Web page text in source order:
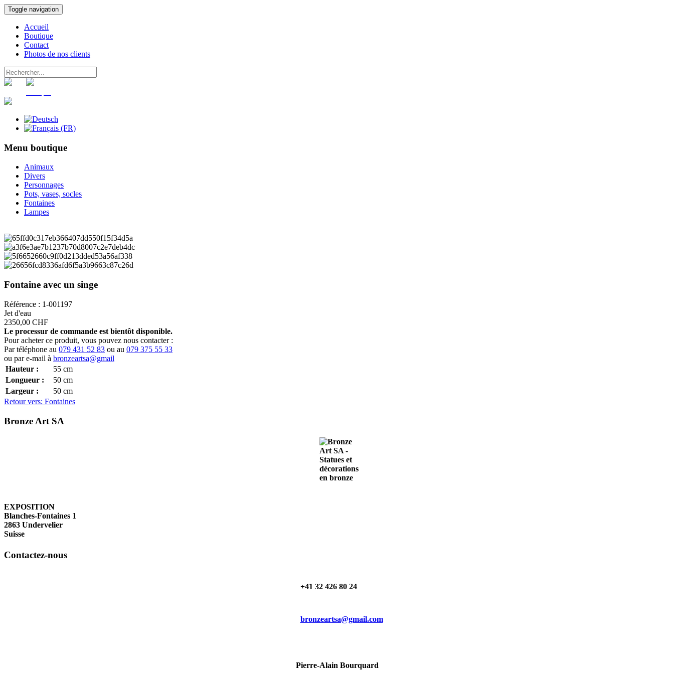
Toggle navigation
Accueil
Boutique
Contact
Photos de nos clients
Menu boutique
Animaux
Divers
Personnages
Pots, vases, socles
Fontaines
Lampes
Fontaine avec un singe
Référence : 1-001197
Jet d'eau
2350,00 CHF
Le processur de commande est bientôt disponible.
Pour acheter ce produit, vous pouvez nous contacter :
Par téléphone au 079 431 52 83 ou au 079 375 55 33
ou par e-mail à bronzeartsa@gmail
Hauteur :
55 cm
Longueur :
50 cm
Largeur :
50 cm
Retour vers: Fontaines
Bronze Art SA
EXPOSITION
Blanches-Fontaines 1
2863 Undervelier
Suisse
Contactez-nous
+41 32 426 80 24
bronzeartsa@gmail.com
Pierre-Alain Bourquard